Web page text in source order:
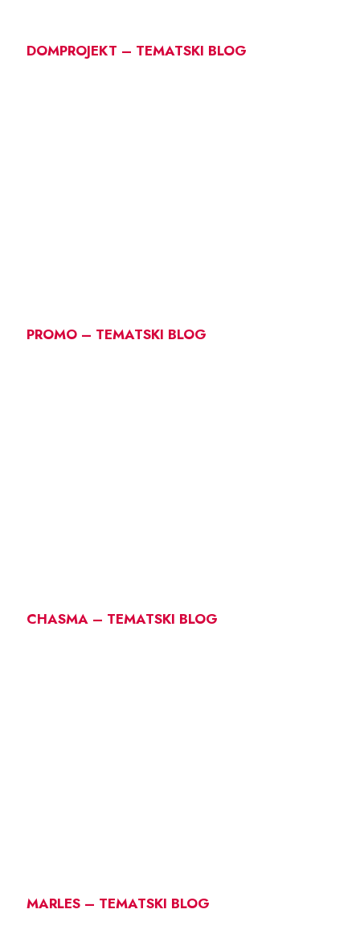
DOMPROJEKT – TEMATSKI BLOG
PROMO – TEMATSKI BLOG
CHASMA – TEMATSKI BLOG
MARLES – TEMATSKI BLOG